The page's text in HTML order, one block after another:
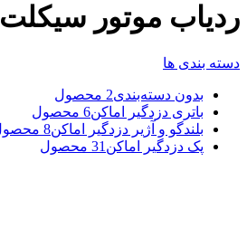
ردیاب موتور سیکلت
دسته بندی ها
بدون دسته‌بندی2 محصول
باتری دزدگیر اماکن6 محصول
بلندگو و آژیر دزدگیر اماکن8 محصول
پک دزدگیر اماکن 31 محصول